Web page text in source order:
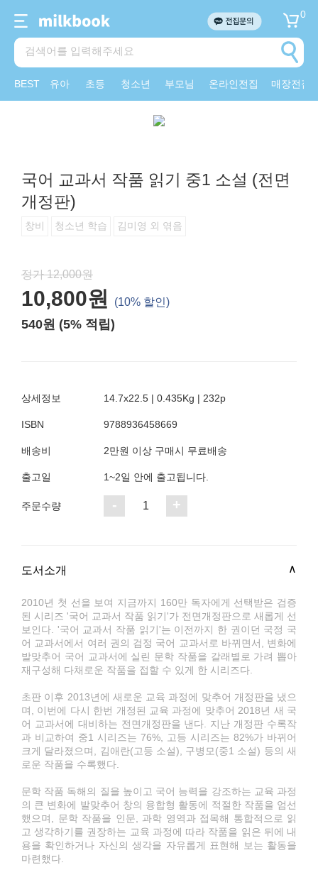
0
BEST 유아 초등 청소년 부모님 온라인전집 매장전집
국어 교과서 작품 읽기 중1 소설 (전면
개정판)
창비 청소년 학습 김미영 외 엮음
정가 12,000원
10,800원 (10% 할인)
540원 (5% 적립)
상세정보 14.7x22.5 | 0.435Kg | 232p
ISBN 9788936458669
배송비 2만원 이상 구매시 무료배송
출고일 1~2일 안에 출고됩니다.
주문수량 - 1 +
도서소개
2010년 첫 선을 보여 지금까지 160만 독자에게 선택받은 검증
된 시리즈 '국어 교과서 작품 읽기'가 전면개정판으로 새롭게 선
보인다. '국어 교과서 작품 읽기'는 이전까지 한 권이던 국정 국
어 교과서에서 여러 권의 검정 국어 교과서로 바뀌면서, 변화에
발맞추어 국어 교과서에 실린 문학 작품을 갈래별로 가려 뽑아
재구성해 다채로운 작품을 접할 수 있게 한 시리즈다.
초판 이후 2013년에 새로운 교육 과정에 맞추어 개정판을 냈으
며, 이번에 다시 한번 개정된 교육 과정에 맞추어 2018년 새 국
어 교과서에 대비하는 전면개정판을 낸다. 지난 개정판 수록작
과 비교하여 중1 시리즈는 76%, 고등 시리즈는 82%가 바뀌어
크게 달라졌으며, 김애란(고등 소설), 구병모(중1 소설) 등의 새
로운 작품을 수록했다.
문학 작품 독해의 질을 높이고 국어 능력을 강조하는 교육 과정
의 큰 변화에 발맞추어 창의 융합형 활동에 적절한 작품을 엄선
했으며, 문학 작품을 인문, 과학 영역과 접목해 통합적으로 읽
고 생각하기를 권장하는 교육 과정에 따라 작품을 읽은 뒤에 내
용을 확인하거나 자신의 생각을 자유롭게 표현해 보는 활동을
마련했다.